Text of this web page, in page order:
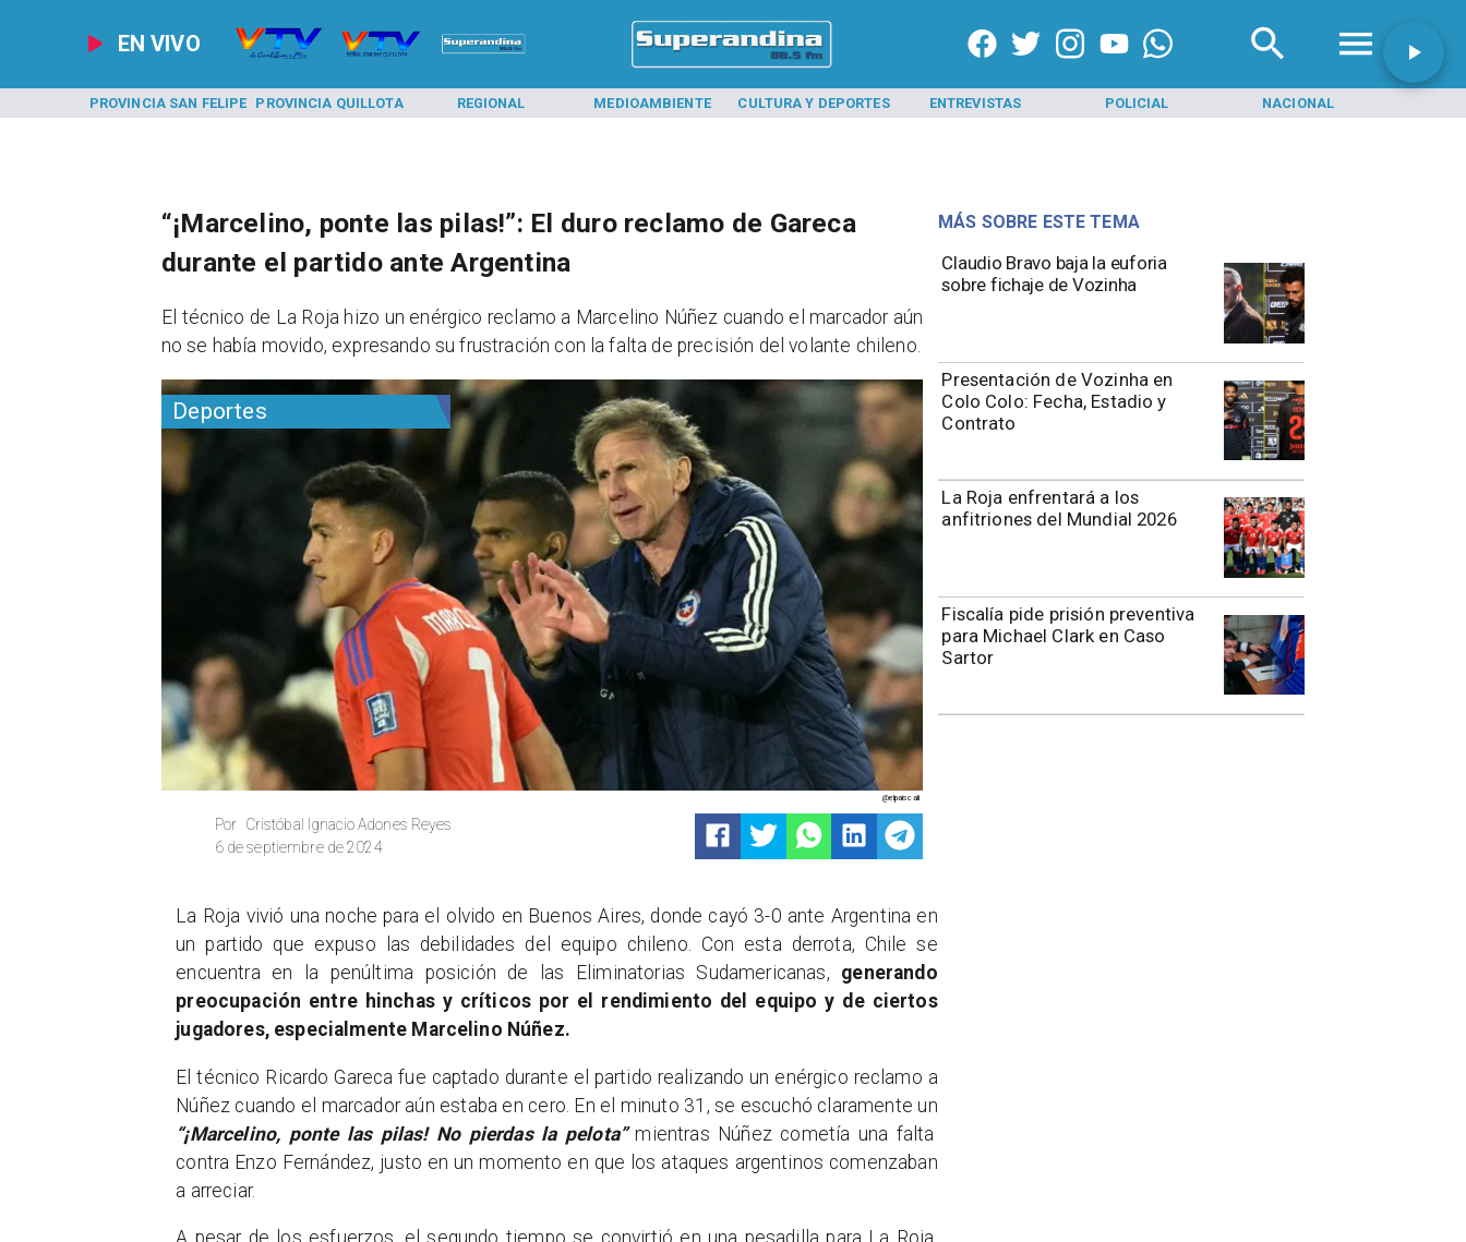
EN VIVO
PROVINCIA SAN FELIPE PROVINCIA QUILLOTA REGIONAL MEDIOAMBIENTE CULTURA Y DEPORTES ENTREVISTAS POLICIAL NACIONAL
Deportes
Cristóbal Ignacio Adones Reyes
Por
6 de septiembre de 2024
@elpaiscali
Claudio Bravo baja la euforia
sobre fichaje de Vozinha
Presentación de Vozinha en
Colo Colo: Fecha, Estadio y
Contrato
La Roja enfrentará a los
anfitriones del Mundial 2026
Fiscalía pide prisión preventiva
para Michael Clark en Caso
Sartor
MÁS SOBRE ESTE TEMA
“¡Marcelino, ponte las pilas!”: El duro reclamo de Gareca
durante el partido ante Argentina
El técnico de La Roja hizo un enérgico reclamo a Marcelino Núñez cuando el marcador aún
no se había movido, expresando su frustración con la falta de precisión del volante chileno.
La Roja vivió una noche para el olvido en Buenos Aires, donde cayó 3-0 ante Argentina en
un partido que expuso las debilidades del equipo chileno. Con esta derrota, Chile se
encuentra en la penúltima posición de las Eliminatorias Sudamericanas, generando
preocupación entre hinchas y críticos por el rendimiento del equipo y de ciertos
jugadores, especialmente Marcelino Núñez.
El técnico Ricardo Gareca fue captado durante el partido realizando un enérgico reclamo a
Núñez cuando el marcador aún estaba en cero. En el minuto 31, se escuchó claramente un
“¡Marcelino, ponte las pilas! No pierdas la pelota”mientras Núñez cometía una falta
contra Enzo Fernández, justo en un momento en que los ataques argentinos comenzaban
a arreciar.